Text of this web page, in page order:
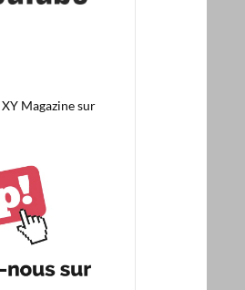
XY Magazine sur